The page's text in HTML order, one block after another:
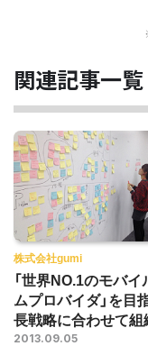
関連記事一覧
株式会社gumi
「世界NO.1のモバ
ムプロバイダ」を目
長戦略に合わせて組
2013.09.05